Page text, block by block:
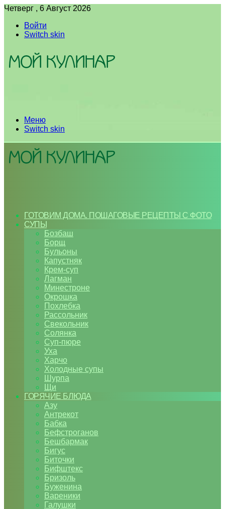
Четверг , 6 Август 2026
Войти
Switch skin
Меню
Switch skin
ГОТОВИМ ДОМА. ПОШАГОВЫЕ РЕЦЕПТЫ С ФОТО
СУПЫ
Бозбаш
Борщ
Бульоны
Капустняк
Крем-суп
Лагман
Минестроне
Окрошка
Похлебка
Рассольник
Свекольник
Солянка
Суп-пюре
Уха
Харчо
Холодные супы
Шурпа
Щи
ГОРЯЧИЕ БЛЮДА
Азу
Антрекот
Бабка
Бефстроганов
Бешбармак
Бигус
Биточки
Бифштекс
Бризоль
Буженина
Вареники
Галушки